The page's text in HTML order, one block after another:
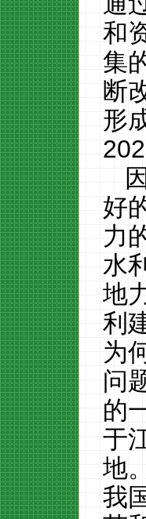
和
集
断
形
好
力
水
地
利
为
问
的
于
地
我